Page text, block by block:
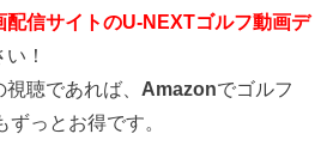
配信サイトのU-NEXTゴルフ動画デ
！
聴であれば、 Amazonでゴルフ
っとお得です。